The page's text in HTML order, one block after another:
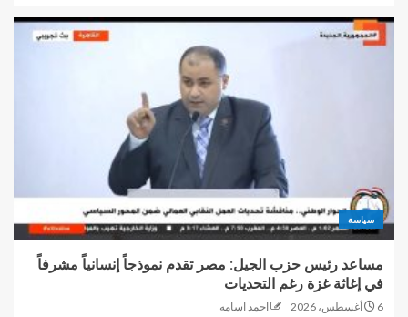
سياسة
مساعد رئيس حزب الجيل: مصر تقدم نموذجاً إنسانياً مشرفاً
في إغاثة غزة رغم التحديات
6 أغسطس، 2026 احمد اسامه